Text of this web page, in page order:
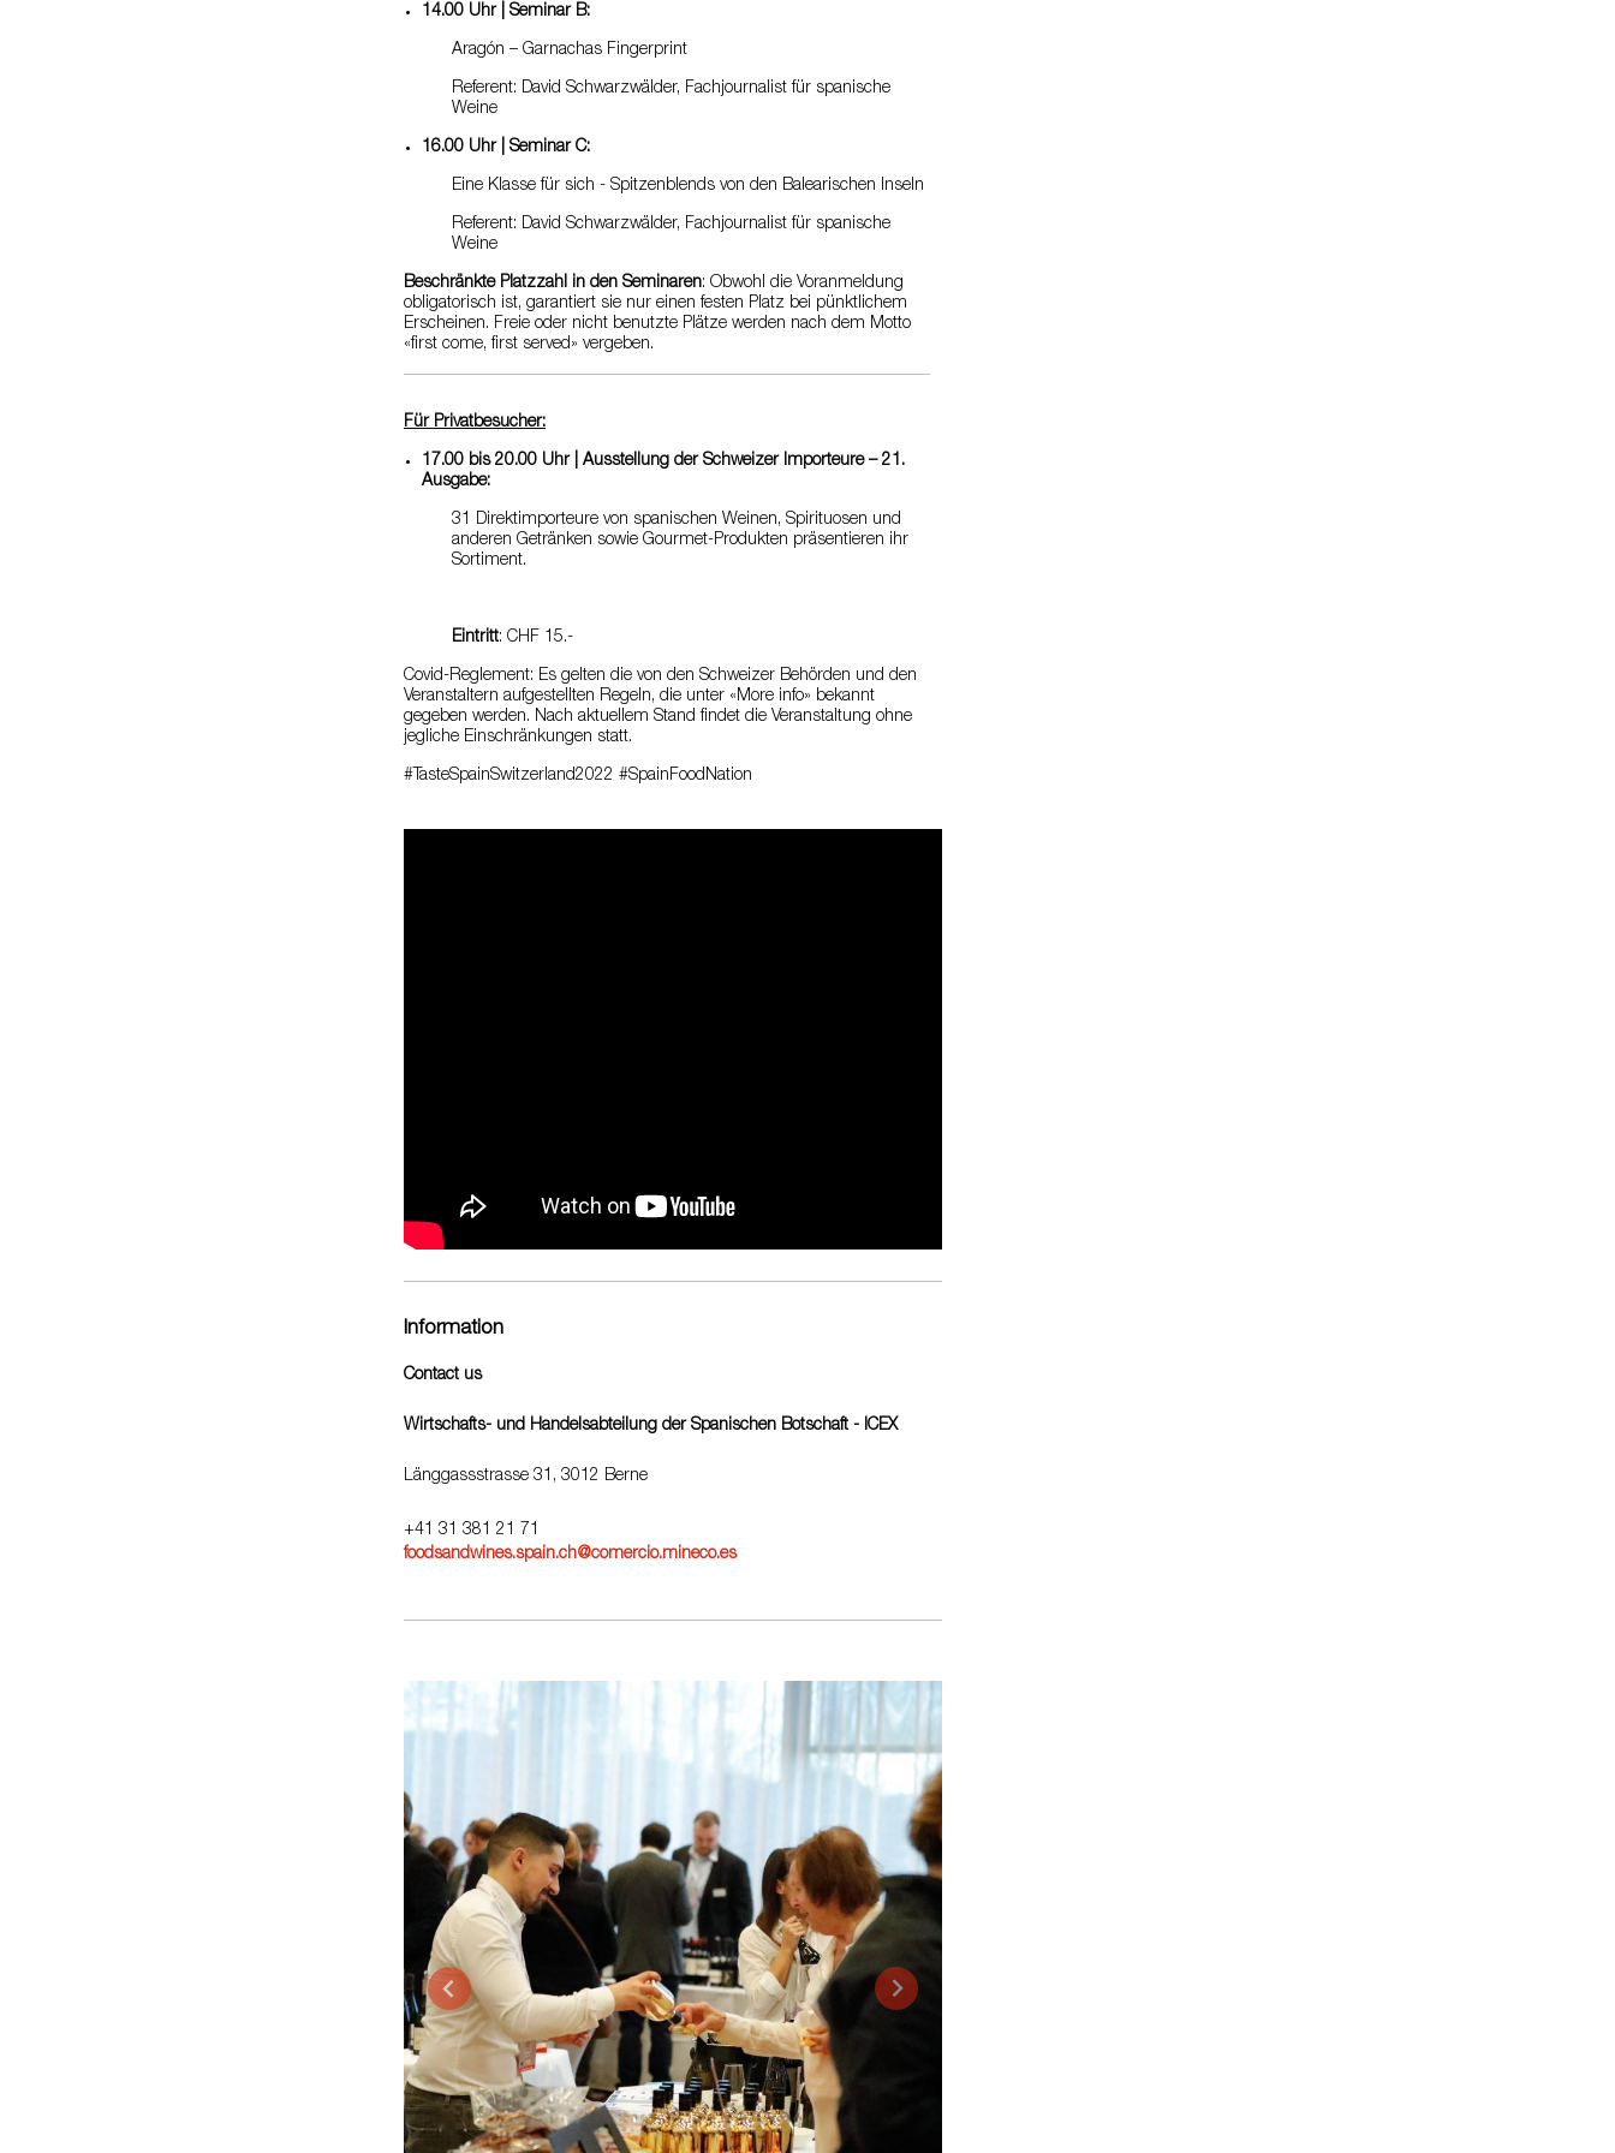
14.00 Uhr | Seminar B:
Aragón – Garnachas Fingerprint
Referent: David Schwarzwälder, Fachjournalist für spanische
Weine
16.00 Uhr | Seminar C:
Eine Klasse für sich - Spitzenblends von den Balearischen Inseln
Referent: David Schwarzwälder, Fachjournalist für spanische
Weine
Beschränkte Platzzahl in den Seminaren: Obwohl die Voranmeldung
obligatorisch ist, garantiert sie nur einen festen Platz bei pünktlichem
Erscheinen. Freie oder nicht benutzte Plätze werden nach dem Motto
«first come, first served» vergeben.
Für Privatbesucher:
17.00 bis 20.00 Uhr | Ausstellung der Schweizer Importeure – 21.
Ausgabe:
31 Direktimporteure von spanischen Weinen, Spirituosen und
anderen Getränken sowie Gourmet-Produkten präsentieren ihr
Sortiment.
Eintritt: CHF 15.-
Covid-Reglement: Es gelten die von den Schweizer Behörden und den
Veranstaltern aufgestellten Regeln, die unter «More info» bekannt
gegeben werden. Nach aktuellem Stand findet die Veranstaltung ohne
jegliche Einschränkungen statt.
#TasteSpainSwitzerland2022 #SpainFoodNation
Information
Contact us
Wirtschafts- und Handelsabteilung der Spanischen Botschaft - ICEX
Länggassstrasse 31, 3012 Berne
+41 31 381 21 71
foodsandwines.spain.ch@comercio.mineco.es